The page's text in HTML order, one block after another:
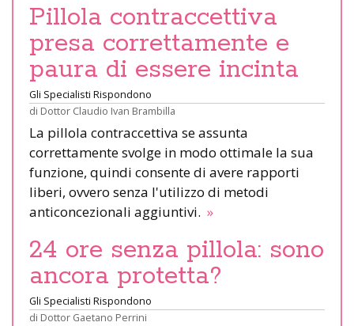
Pillola contraccettiva
presa correttamente e
paura di essere incinta
Gli Specialisti Rispondono
di Dottor Claudio Ivan Brambilla
La pillola contraccettiva se assunta
correttamente svolge in modo ottimale la sua
funzione, quindi consente di avere rapporti
liberi, ovvero senza l'utilizzo di metodi
anticoncezionali aggiuntivi. »
24 ore senza pillola: sono
ancora protetta?
Gli Specialisti Rispondono
di Dottor Gaetano Perrini